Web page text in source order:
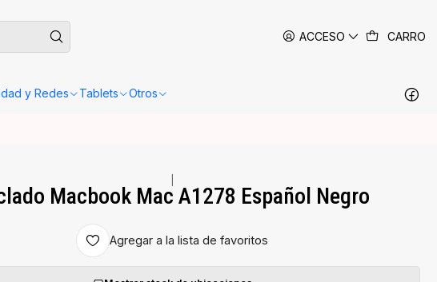
ACCESO CARRO
y Redes Tablets Otros
dentro de las siguientes 24-48 horas hábiles en Santiago.
Macbook Mac A1278 Español Negro
Agregar a la lista de favoritos